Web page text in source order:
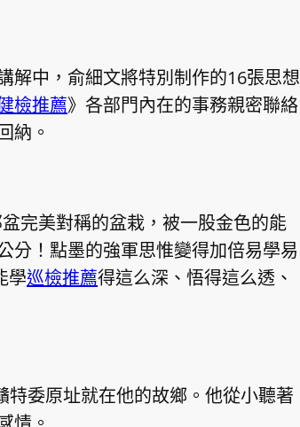
中，俞細文將特別制作的16張思想
檢推薦》各部門內在的事務親密聯絡
納。
完美對稱的盆栽，被一股金色的能
分！點墨的強軍思惟變得加倍易學易
學巡檢推薦得這么深、悟得這么透、
委原址就在他的故鄉。他從小聽著